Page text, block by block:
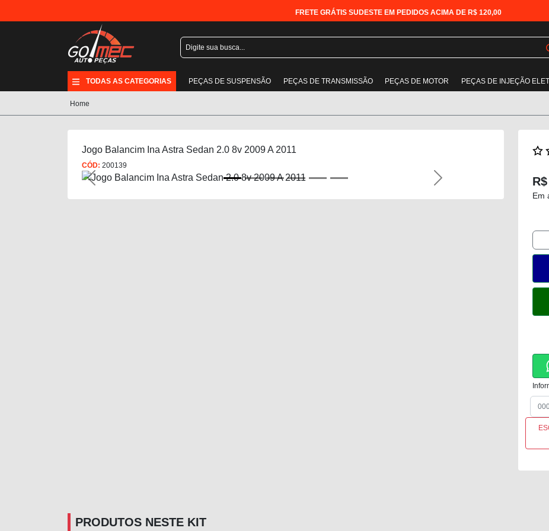
FRETE GRÁTIS SUDESTE EM PEDIDOS ACIMA DE R$ 120,00
TODAS AS CATEGORIAS PEÇAS DE SUSPENSÃO PEÇAS DE TRANSMISSÃO PEÇAS DE MOTOR PEÇAS DE INJEÇÃO
Home
Jogo Balancim Ina Astra Sedan 2.0 8v 2009 A 2011
CÓD: 200139
Previous Next
Em
PRODUTOS NESTE KIT